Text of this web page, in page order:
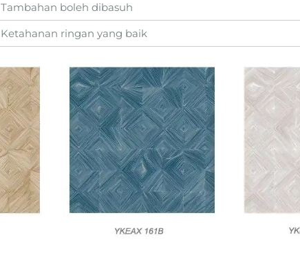
Tambahan boleh dibasuh
Ketahanan ringan yang baik